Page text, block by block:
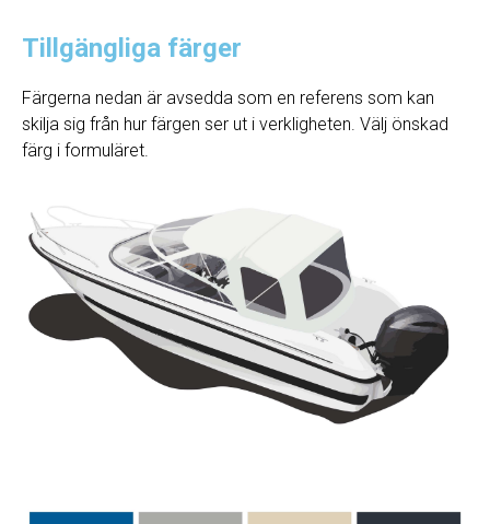
Tillgängliga färger
Färgerna nedan är avsedda som en referens som kan
skilja sig från hur färgen ser ut i verkligheten. Välj önskad
färg i formuläret.